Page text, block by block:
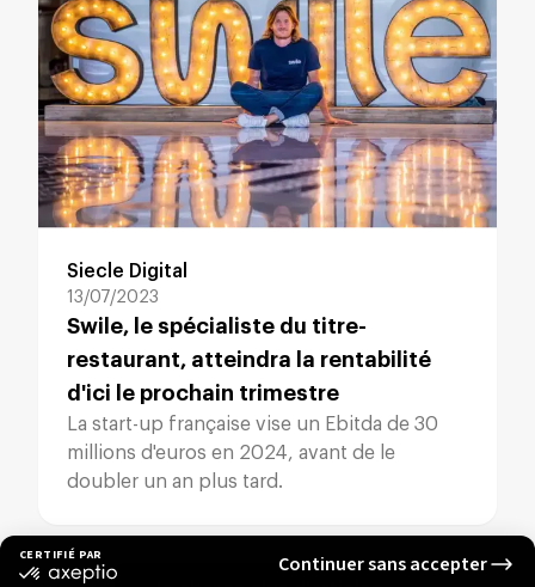
Siecle Digital
13/07/2023
Swile, le spécialiste du titre-
restaurant, atteindra la rentabilité
d'ici le prochain trimestre
La start-up française vise un Ebitda de 30
millions d'euros en 2024, avant de le
doubler un an plus tard.